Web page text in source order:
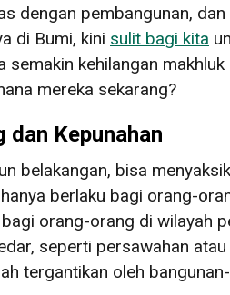
dengan pembangunan,
di Bumi, kini sulit bagi kita
semakin kehilangan
mereka sekarang?
dan Kepunahan
belakangan, bisa
berlaku bagi orang-
orang-orang di wilayah
seperti persawahan atau
tergantikan oleh